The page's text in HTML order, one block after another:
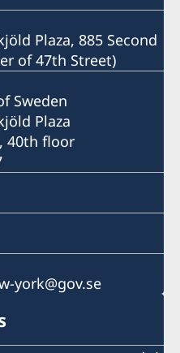
Plaza, 885 Second
of 47th Street)
Sweden
Plaza
40th floor
york@gov.se